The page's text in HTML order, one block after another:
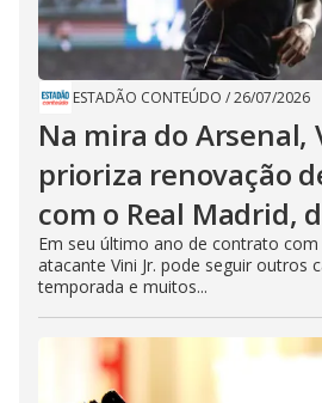
ESTADÃO CONTEÚDO /26/07/2026
Na mira do Arsenal,
prioriza renovação
com o Real Madrid,
Em seu último ano de contrato
atacante Vini Jr. pode seguir outros
temporada e muitos...